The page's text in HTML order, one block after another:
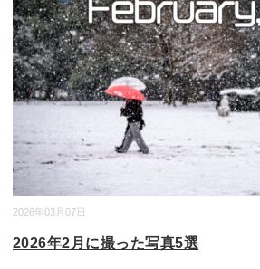
2026年03月07日
2026年2月に撮った写真5選